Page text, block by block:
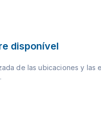
disponível
de las ubicaciones y las